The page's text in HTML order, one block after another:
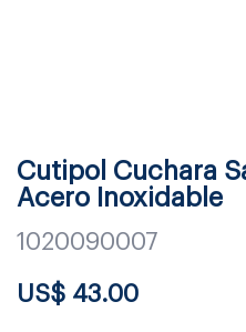
Cutipol Cuchara
Acero Inoxidable
1020090007
US$ 43.00